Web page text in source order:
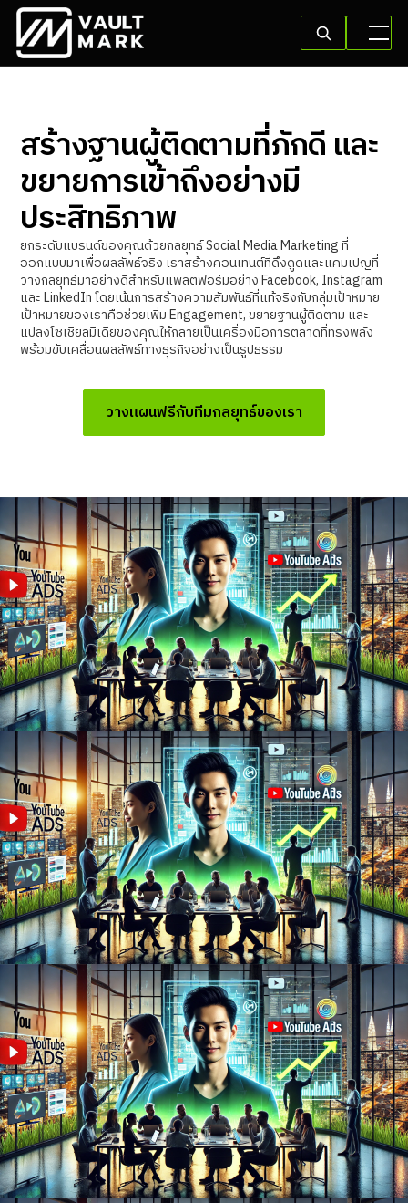
สร้างฐานผู้ติดตามที่ภักดี และ
ขยายการเข้าถึงอย่างมี
ประสิทธิภาพ
ยกระดับแบรนด์ของคุณด้วยกลยุทธ์ Social Media Marketing ที่
ออกแบบมาเพื่อผลลัพธ์จริง เราสร้างคอนเทนต์ที่ดึงดูดและแคมเปญที่
วางกลยุทธ์มาอย่างดีสำหรับแพลตฟอร์มอย่าง Facebook, Instagram
และ LinkedIn โดยเน้นการสร้างความสัมพันธ์ที่แท้จริงกับกลุ่มเป้าหมาย
เป้าหมายของเราคือช่วยเพิ่ม Engagement, ขยายฐานผู้ติดตาม และ
แปลงโซเชียลมีเดียของคุณให้กลายเป็นเครื่องมือการตลาดที่ทรงพลัง
พร้อมขับเคลื่อนผลลัพธ์ทางธุรกิจอย่างเป็นรูปธรรม
วางแผนฟรีกับทีมกลยุทธ์ของเรา